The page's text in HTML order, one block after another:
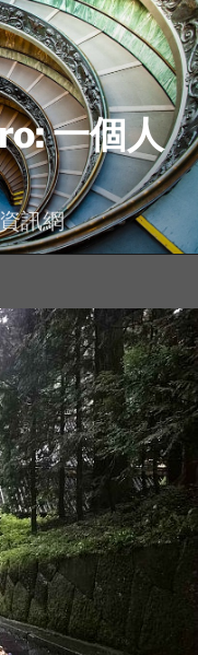
一個人
訊網